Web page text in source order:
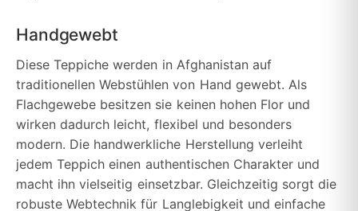
Handgewebt
Diese Teppiche werden in Afghanistan auf
traditionellen Webstühlen von Hand gewebt. Als
Flachgewebe besitzen sie keinen hohen Flor und
wirken dadurch leicht, flexibel und besonders
modern. Die handwerkliche Herstellung verleiht
jedem Teppich einen authentischen Charakter und
macht ihn vielseitig einsetzbar. Gleichzeitig sorgt die
robuste Webtechnik für Langlebigkeit und einfache